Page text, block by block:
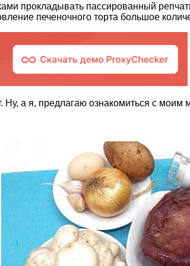
прокладывать пассированный
печеночного торта большое
а я, предлагаю ознакомиться с моим